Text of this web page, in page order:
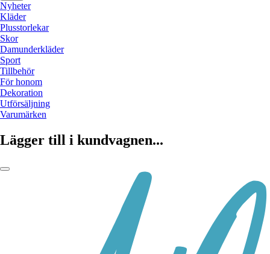
Nyheter
Kläder
Plusstorlekar
Skor
Damunderkläder
Sport
Tillbehör
För honom
Dekoration
Utförsäljning
Varumärken
Lägger till i kundvagnen...